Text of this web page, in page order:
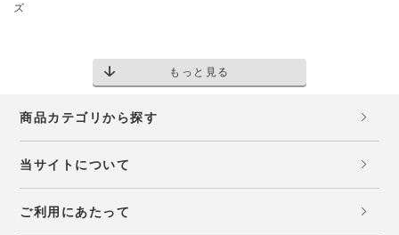
ズ
もっと見る
商品カテゴリから探す
当サイトについて
ご利用にあたって